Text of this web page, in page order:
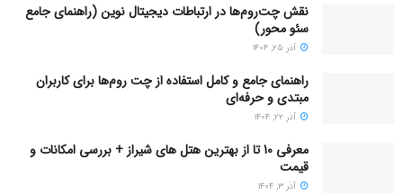
نقش چت‌روم‌ها در ارتباطات دیجیتال نوین (راهنمای جامع
سئو محور)
آذر ۲۵, ۱۴۰۴
راهنمای جامع و کامل استفاده از چت روم‌ها برای کاربران
مبتدی و حرفه‌ای
آذر ۲۲, ۱۴۰۴
معرفی 10 تا از بهترین هتل های شیراز + بررسی امکانات و
قیمت
آذر ۳, ۱۴۰۴